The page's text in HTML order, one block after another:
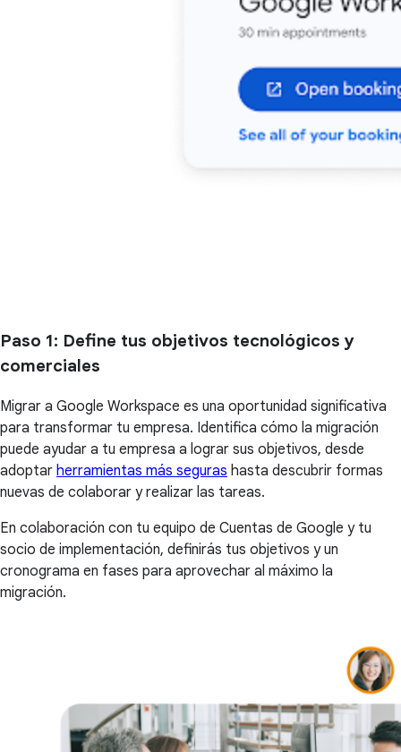
Paso 1: Define tus objetivos tecnológicos y
comerciales
Migrar a Google Workspace es una oportunidad significativa
para transformar tu empresa. Identifica cómo la migración
puede ayudar a tu empresa a lograr sus objetivos, desde
adoptar herramientas más seguras hasta descubrir formas
nuevas de colaborar y realizar las tareas.
En colaboración con tu equipo de Cuentas de Google y tu
socio de implementación, definirás tus objetivos y un
cronograma en fases para aprovechar al máximo la
migración.